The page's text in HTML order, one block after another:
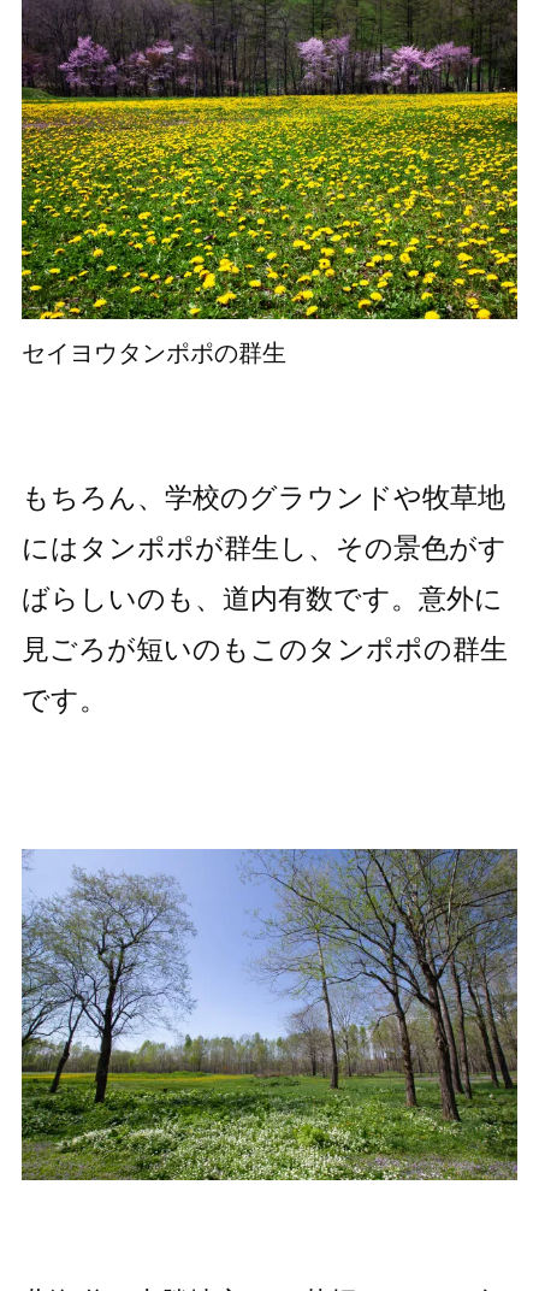
セイヨウタンポポの群生
もちろん、学校のグラウンドや牧草地
にはタンポポが群生し、その景色がす
ばらしいのも、道内有数です。意外に
見ごろが短いのもこのタンポポの群生
です。